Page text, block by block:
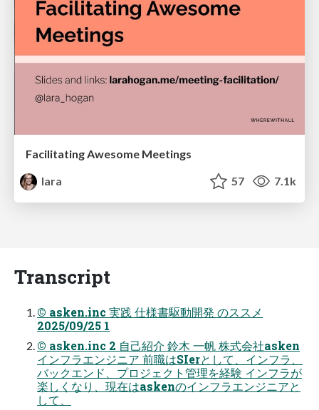
Facilitating Awesome Meetings
lara
57 7.1k
Transcript
© asken.inc 実践 仕様書駆動開発 のススメ
2025/09/25 1
© asken.inc 2 自己紹介 鈴木 一帆 株式会社asken
インフラエンジニア 前職はSIerとして、インフラ、
バックエンド、プロジェクト管理を経験 インフラが
楽しくなり、現在はaskenのインフラエンジニアと
して、